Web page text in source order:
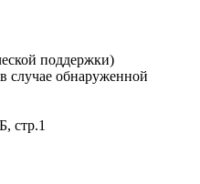
поддержки)
случае обнаруженной
стр.1